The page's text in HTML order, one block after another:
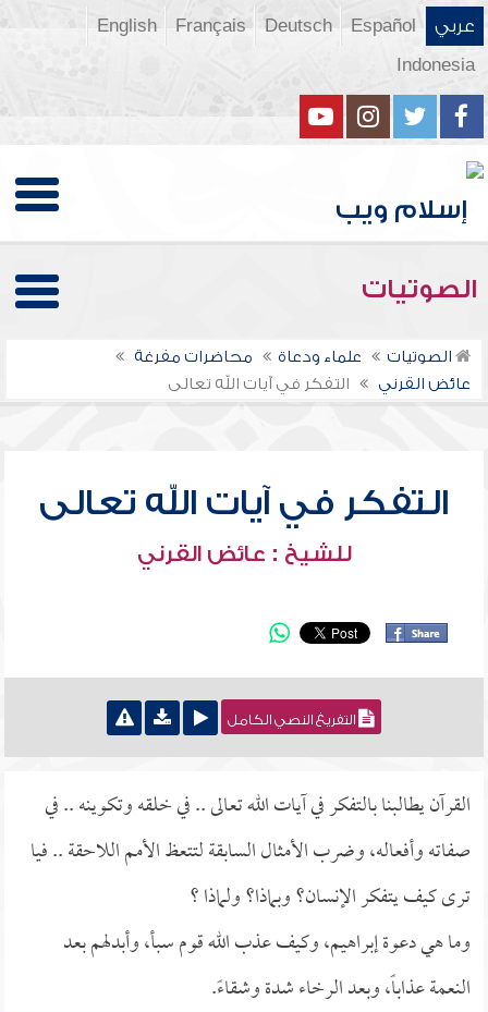
عربي Español
Deutsch
Français
English
Indonesia
الصوتيات
الصوتيات علماء ودعاة
محاضرات مفرغة
عائض القرني
التفكر في آيات الله تعالى
التفكر في آيات الله تعالى
للشيخ : عائض القرني
التفريغ النصي الكامل
القرآن يطالبنا بالتفكر في آيات الله تعالى .. في خلقه وتكوينه .. في
صفاته وأفعاله، وضرب الأمثال السابقة لتتعظ الأمم اللاحقة .. فيا
ترى كيف يتفكر الإنسان؟ وبماذا؟ ولماذا ؟
وما هي دعوة إبراهيم، وكيف عذب الله قوم سبأ، وأبدلهم بعد
النعمة عذاباً، وبعد الرخاء شدة وشقاءً.